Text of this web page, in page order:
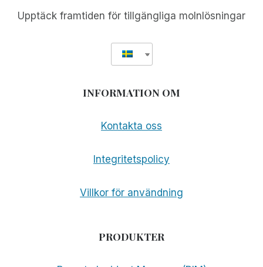
Upptäck framtiden för tillgängliga molnlösningar
INFORMATION OM
Kontakta oss
Integritetspolicy
Villkor för användning
PRODUKTER